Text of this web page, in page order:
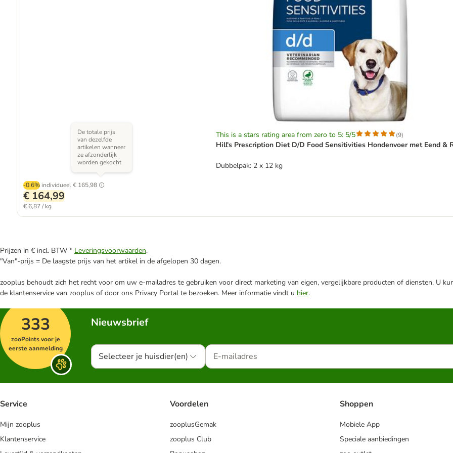
This is a stars rating area from zero to 5: 5/5 (9)
Hill's Prescription Diet D/D Food Sensitivities Hondenvoer met Eend &
Dubbelpak: 2 x 12 kg
-0.6% individueel€ 165,98
De totale prijs
van dezelfde
artikelen wanneer
ze afzonderlijk
worden gekocht
€ 164,99
€ 6,87 / kg
Prijzen in € incl. BTW * Leveringsvoorwaarden.
"Van"-prijs = De laagste prijs van het artikel in de afgelopen 30 dagen.
zooplus behoudt zich het recht voor om uw e-mailadres te gebruiken voor direct marketing van eigen, vergelijkbare producten of diensten. U
de klantenservice van zooplus of door ons Privacy Portal te bezoeken. Meer informatie vindt u hier.
333
zooPoints voor je
eerste aanmelding
Nieuwsbrief
Selecteer je huisdier(en)
Service
Mijn zooplus
Klantenservice
Voordelen
zooplusGemak
zooplus Club
Shoppen
Mobiele App
Speciale aanbiedingen